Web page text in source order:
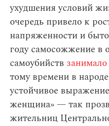
ухудшения условий
очередь привело к
напряженности и
году самосожжение в
самоубийств занимало
тому времени в
устойчивое
женщина» — так
жительниц